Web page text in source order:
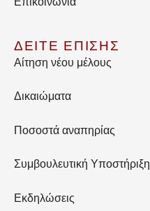
ΔΕΙΤΕ ΕΠΙΣΗΣ
Αίτηση νέου μέλους
Δικαιώματα
Ποσοστά αναπηρίας
Συμβουλευτική Υποστήριξη
Εκδηλώσεις